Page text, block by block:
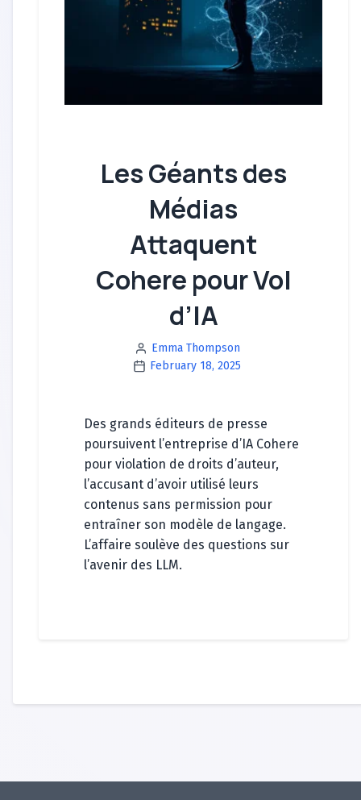
Les Géants des
Médias
Attaquent
Cohere pour Vol
d’IA
Emma Thompson
February 18, 2025
Des grands éditeurs de presse
poursuivent l’entreprise d’IA Cohere
pour violation de droits d’auteur,
l’accusant d’avoir utilisé leurs
contenus sans permission pour
entraîner son modèle de langage.
L’affaire soulève des questions sur
l’avenir des LLM.